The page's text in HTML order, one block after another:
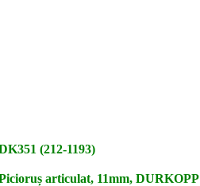
(212-1193)
articulat, 11mm, DURKOPP